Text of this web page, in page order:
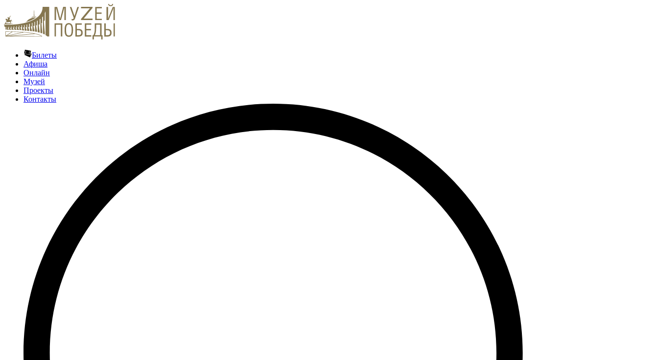
Билеты
Афиша
Онлайн
Музей
Проекты
Контакты